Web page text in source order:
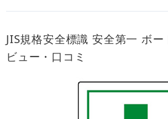
JIS規格安全標識 安全第一 ボ
ビュー・口コミ